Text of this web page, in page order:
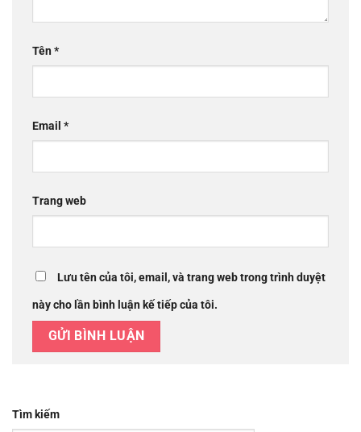
Tên*
Email *
Trang web
Lưu tên của tôi, email, và trang web trong trình duyệt
này cho lần bình luận kế tiếp của tôi.
Tìm kiếm